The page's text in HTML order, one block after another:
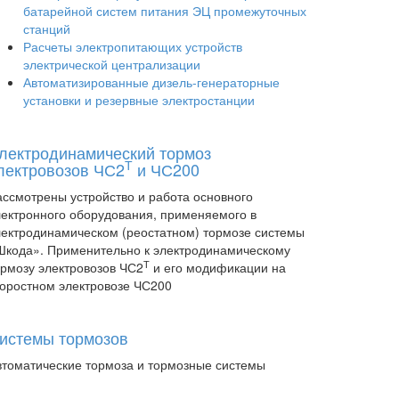
батарейной систем питания ЭЦ промежуточных
станций
Расчеты электропитающих устройств
электрической централизации
Автоматизированные дизель-генераторные
установки и резервные электростанции
тормоз
ЧС2Т и ЧС200
устройство и работа основного
оборудования, применяемого в
(реостатном) тормозе системы
Применительно к электродинамическому
электровозов ЧС2Т и его модификации на
электровозе ЧС200
тормозов
тормоза и тормозные системы